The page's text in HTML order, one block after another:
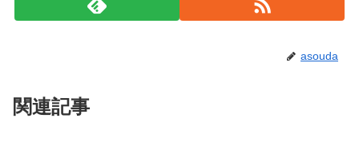
asouda
関連記事